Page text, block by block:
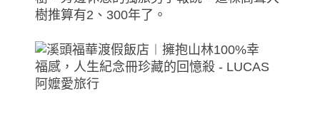
樹推算有2、300年了。